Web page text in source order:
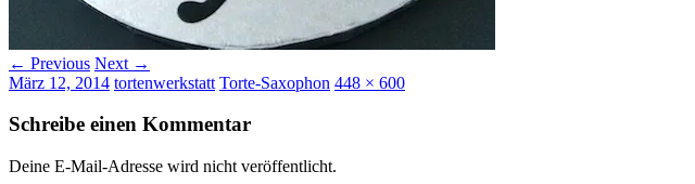
← Previous Next →
März 12, 2014 tortenwerkstatt Torte-Saxophon 448 × 600
Schreibe einen Kommentar
Deine E-Mail-Adresse wird nicht veröffentlicht.